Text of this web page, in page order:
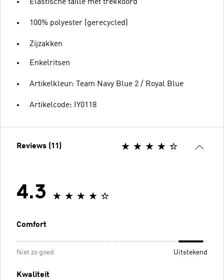
Elastische taille met trekkoord
100% polyester (gerecycled)
Zijzakken
Enkelritsen
Artikelkleur: Team Navy Blue 2 / Royal Blue
Artikelcode: IY0118
Reviews (11)
4.3
Comfort
Niet zo goed Uitstekend
Kwaliteit